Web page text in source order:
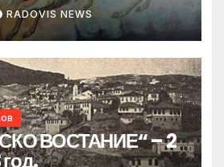
RADOVIS NEWS
ВОСТАНИЕ“ – 2